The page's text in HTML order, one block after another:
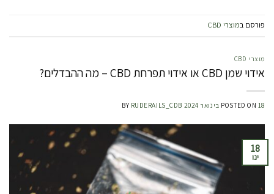
פורסם במוצרי CBD
מוצרי CBD
אידוי שמן CBD או אידוי תפרחת CBD – מה ההבדלים?
POSTED ON 18 בינואר 2024 BY RUDERAILS_CDB
18
ינו